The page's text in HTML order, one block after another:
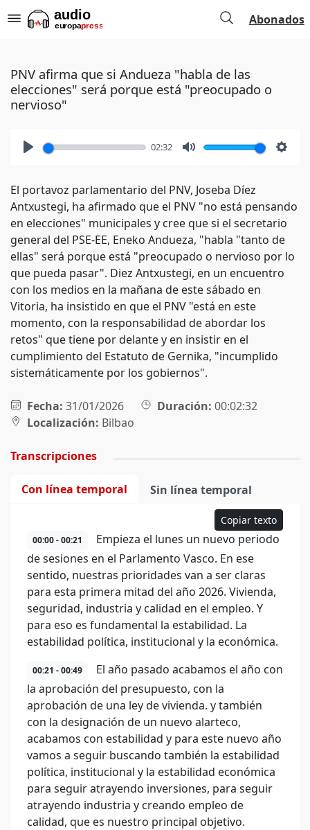
Abonados
PNV afirma que si Andueza "habla de las
elecciones" será porque está "preocupado o
nervioso"
02:32
El portavoz parlamentario del PNV, Joseba Díez
Antxustegi, ha afirmado que el PNV "no está pensando
en elecciones" municipales y cree que si el secretario
general del PSE-EE, Eneko Andueza, "habla "tanto de
ellas" será porque está "preocupado o nervioso por lo
que pueda pasar". Diez Antxustegi, en un encuentro
con los medios en la mañana de este sábado en
Vitoria, ha insistido en que el PNV "está en este
momento, con la responsabilidad de abordar los
retos" que tiene por delante y en insistir en el
cumplimiento del Estatuto de Gernika, "incumplido
sistemáticamente por los gobiernos".
Fecha: 31/01/2026 Duración: 00:02:32
Localización: Bilbao
Transcripciones
Con línea temporal Sin línea temporal
Copiar texto
00:00 - 00:21
Empieza el lunes un nuevo periodo
de sesiones en el Parlamento Vasco. En ese
sentido, nuestras prioridades van a ser claras
para esta primera mitad del año 2026. Vivienda,
seguridad, industria y calidad en el empleo. Y
para eso es fundamental la estabilidad. La
estabilidad política, institucional y la económica.
00:21 - 00:49
El año pasado acabamos el año con
la aprobación del presupuesto, con la
aprobación de una ley de vivienda. y también
con la designación de un nuevo alarteco,
acabamos con estabilidad y para este nuevo año
vamos a seguir buscando también la estabilidad
política, institucional y la estabilidad económica
para seguir atrayendo inversiones, para seguir
atrayendo industria y creando empleo de
calidad, que es nuestro principal objetivo.